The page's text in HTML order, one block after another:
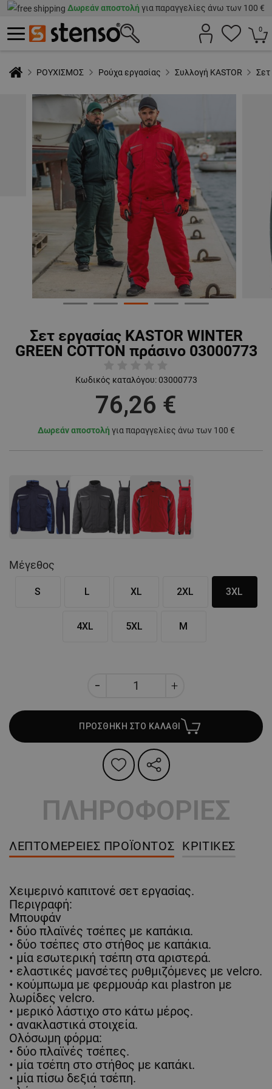
Δωρεάν αποστολή για παραγγελίες άνω των 100 €
0
ΡΟΥΧΙΣΜΟΣ Ρούχα εργασίας Συλλογή KASTOR Σετ
Σετ εργασίας KASTOR WINTER
GREEN COTTON πράσινο 03000773
Κωδικός καταλόγου: 03000773
76,26 €
Δωρεάν αποστολή για παραγγελίες άνω των 100 €
Μέγεθος
S L XL 2XL 3XL
4XL 5XL M
ΠΡΟΣΘΗΚΗ ΣΤΟ ΚΑΛΑΘΙ
ΠΛΗΡΟΦΟΡΙΕΣ
ΛΕΠΤΟΜΈΡΕΙΕΣ ΠΡΟΪΌΝΤΟΣ ΚΡΙΤΙΚΈΣ
Χειμερινό καπιτονέ σετ εργασίας.
Περιγραφή:
Μπουφάν
• δύο πλαϊνές τσέπες με καπάκια.
• δύο τσέπες στο στήθος με καπάκια.
• μία εσωτερική τσέπη στα αριστερά.
• ελαστικές μανσέτες ρυθμιζόμενες με velcro.
• κούμπωμα με φερμουάρ και plastron με
λωρίδες velcro.
• μερικό λάστιχο στο κάτω μέρος.
• ανακλαστικά στοιχεία.
Ολόσωμη φόρμα:
• δύο πλαϊνές τσέπες.
• μία τσέπη στο στήθος με καπάκι.
• μία πίσω δεξιά τσέπη.